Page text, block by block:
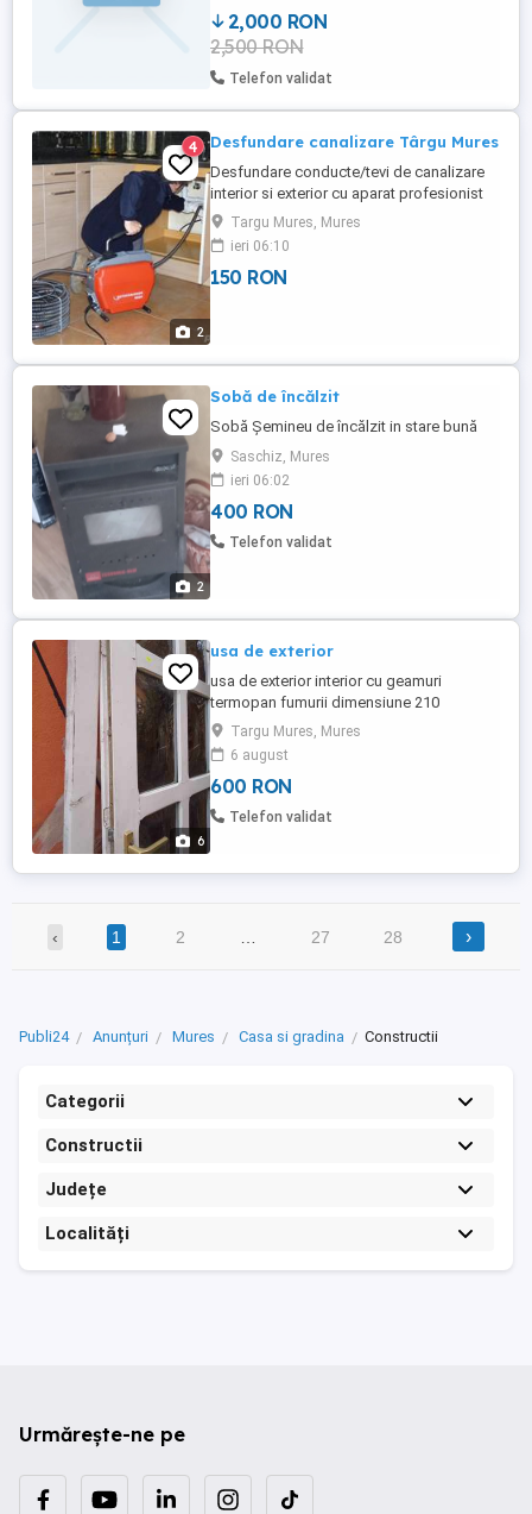
2,000 RON
2,500 RON
Telefon validat
2
4 Desfundare canalizare Târgu Mures
Desfundare conducte/tevi de canalizare
interior si exterior cu aparat profesionist
electric cu spirala! desfundare retele
canalizare desfundare coloane subsol
bloc desfundare condute, tevi, coloane,
ape fluviale desfundare conducte bai,
Targu Mures, Mures
ieri 06:10
150 RON
2
Sobă de încălzit
Sobă Șemineu de încălzit in stare bună
Saschiz, Mures
ieri 06:02
400 RON
Telefon validat
6
usa de exterior
usa de exterior interior cu geamuri
termopan fumurii dimensiune 210
88cm,usa 77cm cu sistem de inchidere in
5 puncte functionala . necesita mici
reparatii si vopsire .
Targu Mures, Mures
6 august
600 RON
Telefon validat
‹ 1 2 27 28 ›
Publi24 Anunțuri Mures Casa si gradina Constructii
Categorii
Constructii
Județe
Localități
Urmărește-ne pe